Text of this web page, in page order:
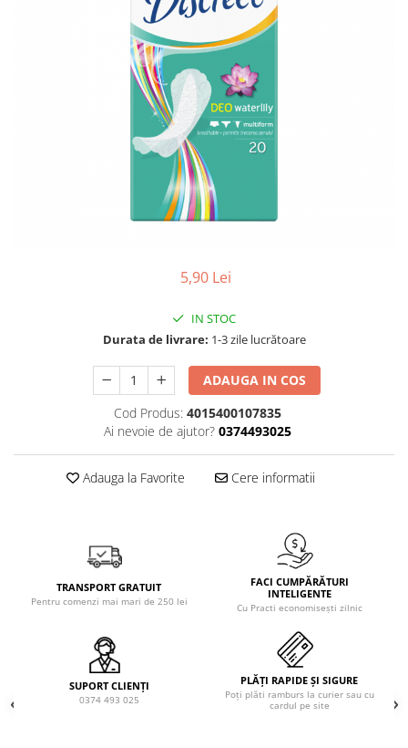
Detergent pardoseala
Echipamente de curăţenie
Folie aluminiu,folie alimentara
Solutie de indepartat rugina si
Indepartarea parului
Produse pentru curatarea tenului
Sapun lichid, sapun
Tratament pentru par, conditioner
pentru par, masca de par
5,90 Lei
IN STOC
Durata de livrare: 1-3 zile lucrătoare
ADAUGA IN COS
Cod Produs: 4015400107835
Ai nevoie de ajutor? 0374493025
Adauga la Favorite Cere informatii
TRANSPORT GRATUIT
Pentru comenzi mai mari de 250 lei
FACI CUMPĂRĂTURI
INTELIGENTE
Cu Practi economisești zilnic
SUPORT CLIENȚI
0374 493 025
PLĂȚI RAPIDE ȘI SIGURE
Poți plăti ramburs la curier sau cu
cardul pe site